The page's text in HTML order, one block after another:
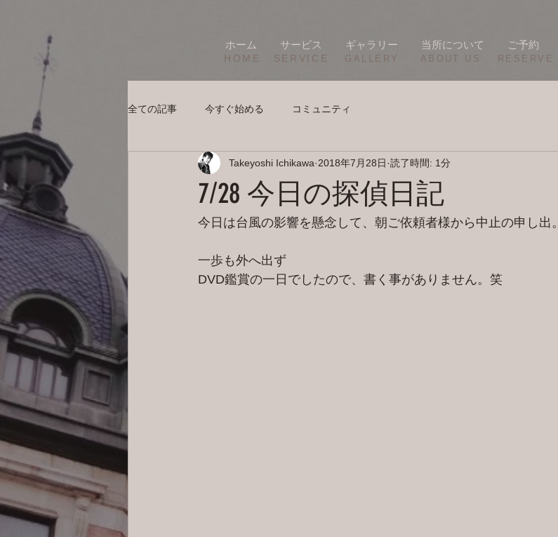
ホーム サービス ギャラリー 当所について ご予約
HOME SERVICE ​GALLERY ​ABOUT US RESERVE
全ての記事 今すぐ始める コミュニティ
7/28 今日の探偵日記
Takeyoshi Ichikawa 2018年7月28日 読了時間: 1分
今日は台風の影響を懸念して、朝ご依頼者様から中止の申し出。
一歩も外へ出ず
DVD鑑賞の一日でしたので、書く事がありません。笑